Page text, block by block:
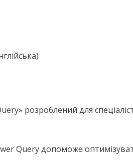
розроблений для
Query допоможе